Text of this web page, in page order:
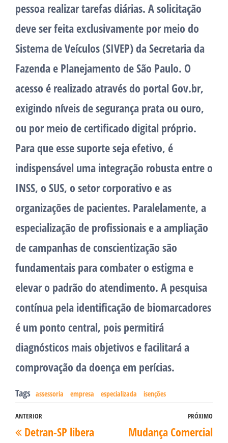
pessoa realizar tarefas diárias. A solicitação
deve ser feita exclusivamente por meio do
Sistema de Veículos (SIVEP) da Secretaria da
Fazenda e Planejamento de São Paulo. O
acesso é realizado através do portal Gov.br,
exigindo níveis de segurança prata ou ouro,
ou por meio de certificado digital próprio.
Para que esse suporte seja efetivo, é
indispensável uma integração robusta entre o
INSS, o SUS, o setor corporativo e as
organizações de pacientes. Paralelamente, a
especialização de profissionais e a ampliação
de campanhas de conscientização são
fundamentais para combater o estigma e
elevar o padrão do atendimento. A pesquisa
contínua pela identificação de biomarcadores
é um ponto central, pois permitirá
diagnósticos mais objetivos e facilitará a
comprovação da doença em perícias.
Tags assessoria empresa especializada isenções
Navegação
de
Post
anterior
ANTERIOR
Detran-SP libera
PRÓXIMO
Mudança Comercial